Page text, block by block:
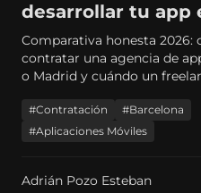
desarrollar tu app
España? La guía
para decidir bien
Comparativa honesta 2026:
contratar una agencia de
o Madrid y cuándo un
señales de alerta.
#Contratación
#Barcelona
#Aplicaciones Móviles
Adrián Pozo Esteban